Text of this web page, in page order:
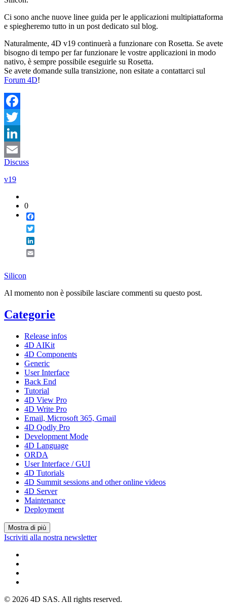
Ci sono anche nuove linee guida per le applicazioni multipiattaforma
e spiegheremo tutto in un post dedicato sul blog.
Naturalmente, 4D v19 continuerà a funzionare con Rosetta. Se avete
bisogno di tempo per far funzionare le vostre applicazioni in modo
nativo, è sempre possibile eseguirle su Rosetta.
Se avete domande sulla transizione, non esitate a contattarci sul
Forum 4D!
Facebook
Twitter
LinkedIn
Email
Discuss
v19
0
Silicon
Al momento non è possibile lasciare commenti su questo post.
Categorie
Release infos
4D AIKit
4D Components
Generic
User Interface
Back End
Tutorial
4D View Pro
4D Write Pro
Email, Microsoft 365, Gmail
4D Qodly Pro
Development Mode
4D Language
ORDA
User Interface / GUI
4D Tutorials
4D Summit sessions and other online videos
4D Server
Maintenance
Deployment
Mostra di più
Iscriviti alla nostra newsletter
© 2026 4D SAS. All rights reserved.